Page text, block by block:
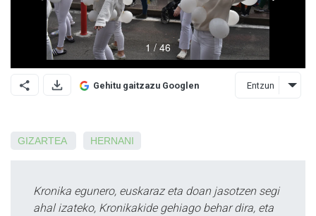
Gehitu gaitzazu Googlen Entzun
GIZARTEA HERNANI
Kronika egunero, euskaraz eta doan jasotzen segi
ahal izateko, Kronikakide gehiago behar dira, eta